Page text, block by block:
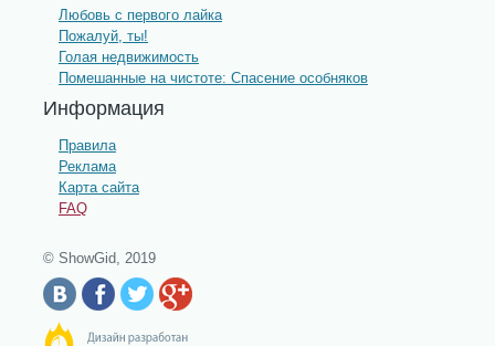
Любовь с первого лайка
Пожалуй, ты!
Голая недвижимость
Помешанные на чистоте: Спасение особняков
Информация
Правила
Реклама
Карта сайта
FAQ
© ShowGid, 2019